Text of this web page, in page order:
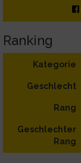
Ranking
Kategorie
Geschlecht
Rang
Geschlechter
Rang